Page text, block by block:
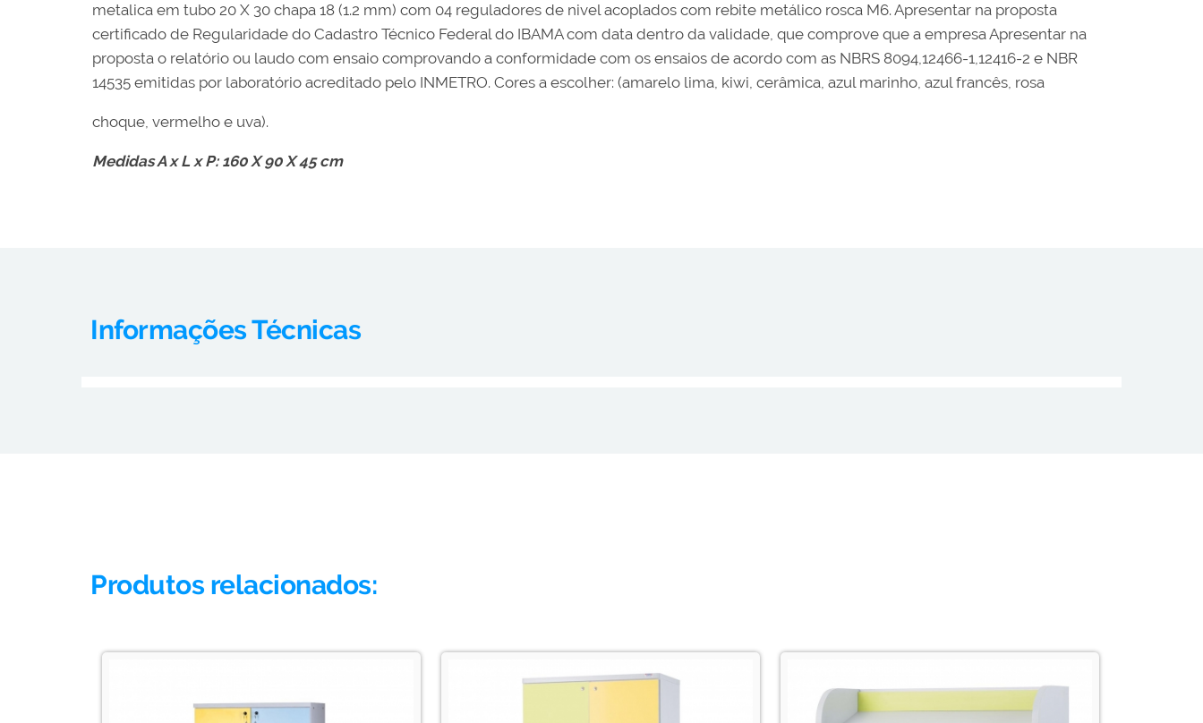
metalica em tubo 20 X 30 chapa 18 (1.2 mm) com 04 reguladores de nivel acoplados com rebite metálico rosca M6. Apresentar na proposta
certificado de Regularidade do Cadastro Técnico Federal do IBAMA com data dentro da validade, que comprove que a empresa Apresentar na
proposta o relatório ou laudo com ensaio comprovando a conformidade com os ensaios de acordo com as NBRS 8094,12466-1,12416-2 e NBR
14535 emitidas por laboratório acreditado pelo INMETRO. Cores a escolher: (amarelo lima, kiwi, cerâmica, azul marinho, azul francês, rosa
choque, vermelho e uva).
Medidas A x L x P: 160 X 90 X 45 cm
Informações Técnicas
Produtos relacionados: